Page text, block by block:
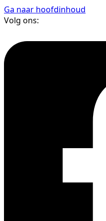
Ga naar hoofdinhoud
Volg ons: